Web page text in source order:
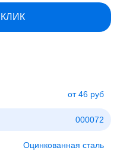
от 46 руб
000072
Оцинкованная сталь